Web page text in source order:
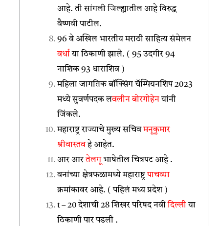
आहे. ती सांगली जिल्ह्यातील आहे विरुद्ध
वैष्णवी पाटील.
96 वे अखिल भारतीय मराठी साहित्य संमेलन
वर्धाया ठिकाणी झाले. ( 95 उदगीर 94
नाशिक 93 धाराशिव )
महिला जागतिक बॉक्सिंग चॅम्पियनशिप 2023
मध्ये सुवर्णपदक लवलीन बोरगोहेनयांनी
जिंकले.
महाराष्ट्र राज्याचे मुख्य सचिवमनूकुमार
श्रीवास्तवहे आहेत.
आर आरतेलगूभाषेतील चित्रपट आहे .
वनांच्या क्षेत्रफळामध्ये महाराष्ट्रपाचव्या
क्रमांकावर आहे. ( पहिलं मध्य प्रदेश )
t – 20 देशाची 28 शिखर परिषद नवीदिल्लीया
ठिकाणी पार पडली .